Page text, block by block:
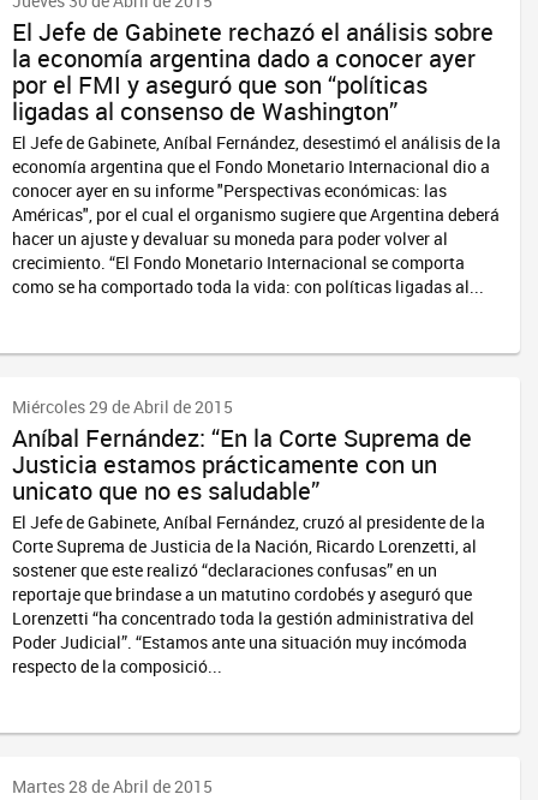
El Jefe de Gabinete rechazó el análisis sobre
la economía argentina dado a conocer ayer
por el FMI y aseguró que son “políticas
ligadas al consenso de Washington”
El Jefe de Gabinete, Aníbal Fernández, desestimó el análisis de la
economía argentina que el Fondo Monetario Internacional dio a
conocer ayer en su informe "Perspectivas económicas: las
Américas", por el cual el organismo sugiere que Argentina deberá
hacer un ajuste y devaluar su moneda para poder volver al
crecimiento. “El Fondo Monetario Internacional se comporta
como se ha comportado toda la vida: con políticas ligadas al...
Miércoles 29 de Abril de 2015
Aníbal Fernández: “En la Corte Suprema de
Justicia estamos prácticamente con un
unicato que no es saludable”
El Jefe de Gabinete, Aníbal Fernández, cruzó al presidente de la
Corte Suprema de Justicia de la Nación, Ricardo Lorenzetti, al
sostener que este realizó “declaraciones confusas” en un
reportaje que brindase a un matutino cordobés y aseguró que
Lorenzetti “ha concentrado toda la gestión administrativa del
Poder Judicial”. “Estamos ante una situación muy incómoda
respecto de la composició...
Martes 28 de Abril de 2015